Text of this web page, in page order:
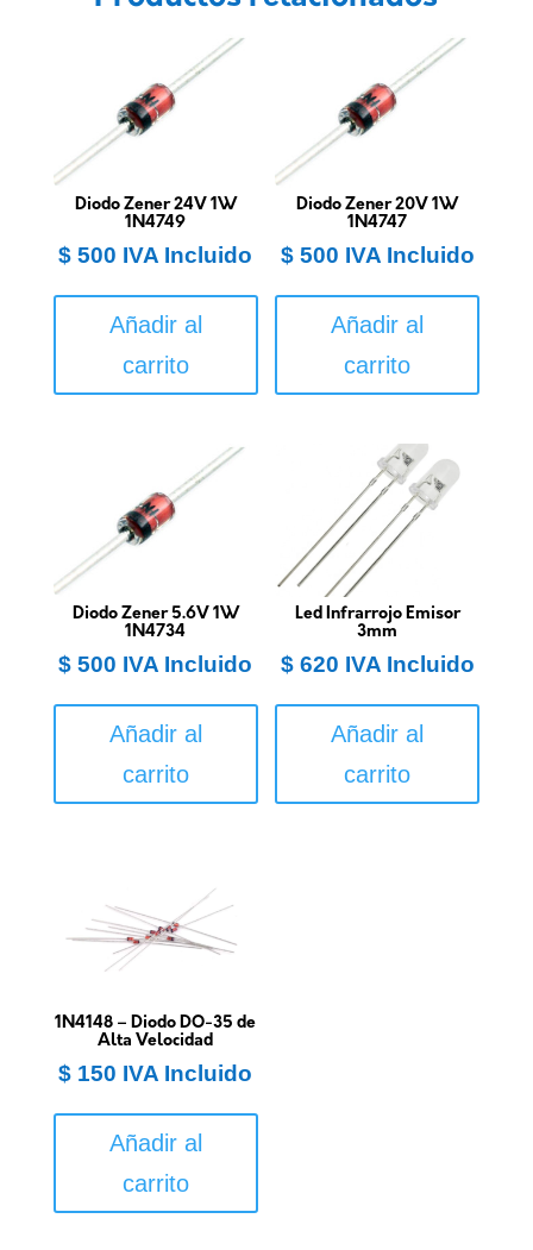
Diodo Zener 24V 1W
1N4749
$ 500 IVA Incluido
Añadir al
carrito
Diodo Zener 20V 1W
1N4747
$500 IVA Incluido
Añadir al
carrito
Diodo Zener 5.6V 1W
1N4734
$ 500 IVA Incluido
Añadir al
carrito
Led Infrarrojo Emisor
3mm
$620 IVA Incluido
Añadir al
carrito
1N4148 – Diodo DO-35 de
Alta Velocidad
$ 150 IVA Incluido
Añadir al
carrito